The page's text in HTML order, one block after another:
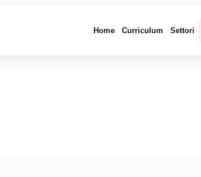
Home Curriculum Settori